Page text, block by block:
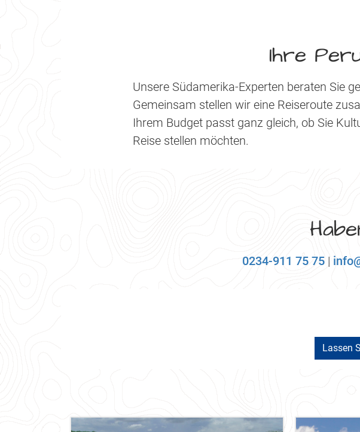
Ihre
Unsere Südamerika-Experten beraten Sie
Gemeinsam stellen wir eine Reiseroute
Ihrem Budget passt ganz gleich, ob Sie
Reise stellen möchten.
0234-911 75 75 |
Lassen